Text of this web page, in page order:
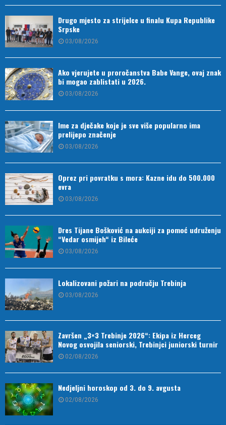
Drugo mjesto za strijelce u finalu Kupa Republike
Srpske
03/08/2026
Ako vjerujete u proročanstva Babe Vange, ovaj znak
bi mogao zablistati u 2026.
03/08/2026
Ime za dječake koje je sve više popularno ima
prelijepo značenje
03/08/2026
Oprez pri povratku s mora: Kazne idu do 500.000
evra
03/08/2026
Dres Tijane Bošković na aukciji za pomoć udruženju
“Vedar osmijeh“ iz Bileće
03/08/2026
Lokalizovani požari na području Trebinja
03/08/2026
Završen „3×3 Trebinje 2026“: Ekipa iz Herceg
Novog osvojila seniorski, Trebinjci juniorski turnir
02/08/2026
Nedjeljni horoskop od 3. do 9. avgusta
02/08/2026